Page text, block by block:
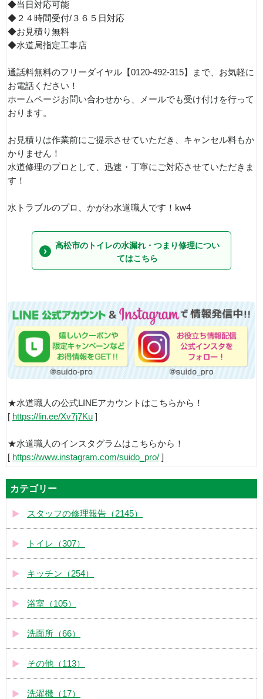
◆当日対応可能
◆２４時間受付/３６５日対応
◆お見積り無料
◆水道局指定工事店
通話料無料のフリーダイヤル【0120-492-315】まで、お気軽に
お電話ください！
ホームページお問い合わせから、メールでも受け付けを行って
おります。
お見積りは作業前にご提示させていただき、キャンセル料もか
かりません！
水道修理のプロとして、迅速・丁寧にご対応させていただきま
す！
水トラブルのプロ、かがわ水道職人です！kw4
高松市のトイレの水漏れ・つまり修理につい
てはこちら
★水道職人の公式LINEアカウントはこちらから！
[ https://lin.ee/Xv7j7Ku ]
★水道職人のインスタグラムはこちらから！
[ https://www.instagram.com/suido_pro/ ]
カテゴリー
スタッフの修理報告（2145）
トイレ（307）
キッチン（254）
浴室（105）
洗面所（66）
その他（113）
洗濯機（17）